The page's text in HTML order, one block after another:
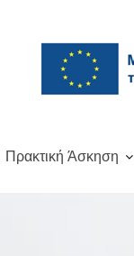
Πρακτική Άσκηση